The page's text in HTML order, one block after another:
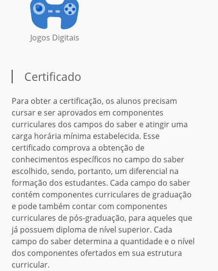
Jogos Digitais
Certificado
Para obter a certificação, os alunos precisam
cursar e ser aprovados em componentes
curriculares dos campos do saber e atingir uma
carga horária mínima estabelecida. Esse
certificado comprova a obtenção de
conhecimentos específicos no campo do saber
escolhido, sendo, portanto, um diferencial na
formação dos estudantes. Cada campo do saber
contém componentes curriculares de graduação
e pode também contar com componentes
curriculares de pós-graduação, para aqueles que
já possuem diploma de nível superior. Cada
campo do saber determina a quantidade e o nível
dos componentes ofertados em sua estrutura
curricular.